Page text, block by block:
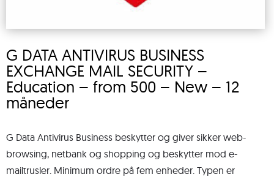
G DATA ANTIVIRUS BUSINESS
EXCHANGE MAIL SECURITY –
Education – from 500 – New – 12
måneder
G Data Antivirus Business beskytter og giver sikker web-
browsing, netbank og shopping og beskytter mod e-
mailtrusler. Minimum ordre på fem enheder. Typen er